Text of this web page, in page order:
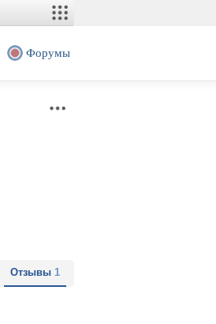
Форумы
Отзывы 1